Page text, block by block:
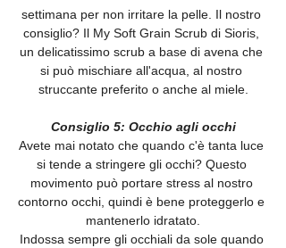
settimana per non irritare la pelle. Il nostro
consiglio? Il My Soft Grain Scrub di Sioris,
un delicatissimo scrub a base di avena che
si può mischiare all'acqua, al nostro
struccante preferito o anche al miele.
Consiglio 5: Occhio agli occhi
Avete mai notato che quando c'è tanta luce
si tende a stringere gli occhi? Questo
movimento può portare stress al nostro
contorno occhi, quindi è bene proteggerlo e
mantenerlo idratato.
Indossa sempre gli occhiali da sole quando